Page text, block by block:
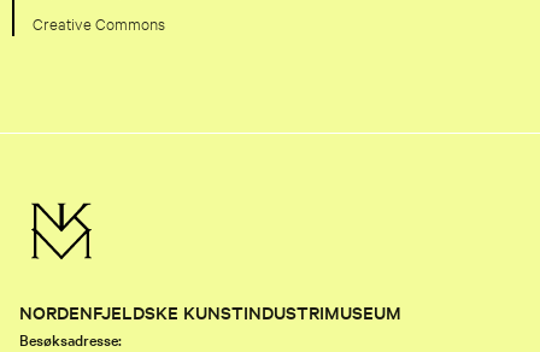
Creative Commons
NORDENFJELDSKE KUNSTINDUSTRIMUSEUM
Besøksadresse: